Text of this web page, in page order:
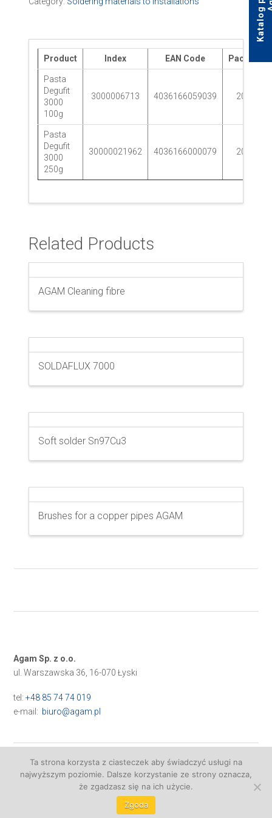
Product Index EAN Code Packaking
Pasta
Degufit
3000
100g
3000006713 4036166059039 20 pcs.
Pasta
Degufit
3000
250g
30000021962 4036166000079 20 pcs.
Related Products
AGAM Cleaning fibre
SOLDAFLUX 7000
Soft solder Sn97Cu3
Brushes for a copper pipes AGAM
Agam Sp. z o.o.
ul. Warszawska 36, 16-070 Łyski
tel:+48 85 74 74 019
e-mail: biuro@agam.pl
VISUALPROMO
Ta strona korzysta z ciasteczek aby świadczyć usługi na
najwyższym poziomie. Dalsze korzystanie ze strony oznacza,
że zgadzasz się na ich użycie.
Zgoda